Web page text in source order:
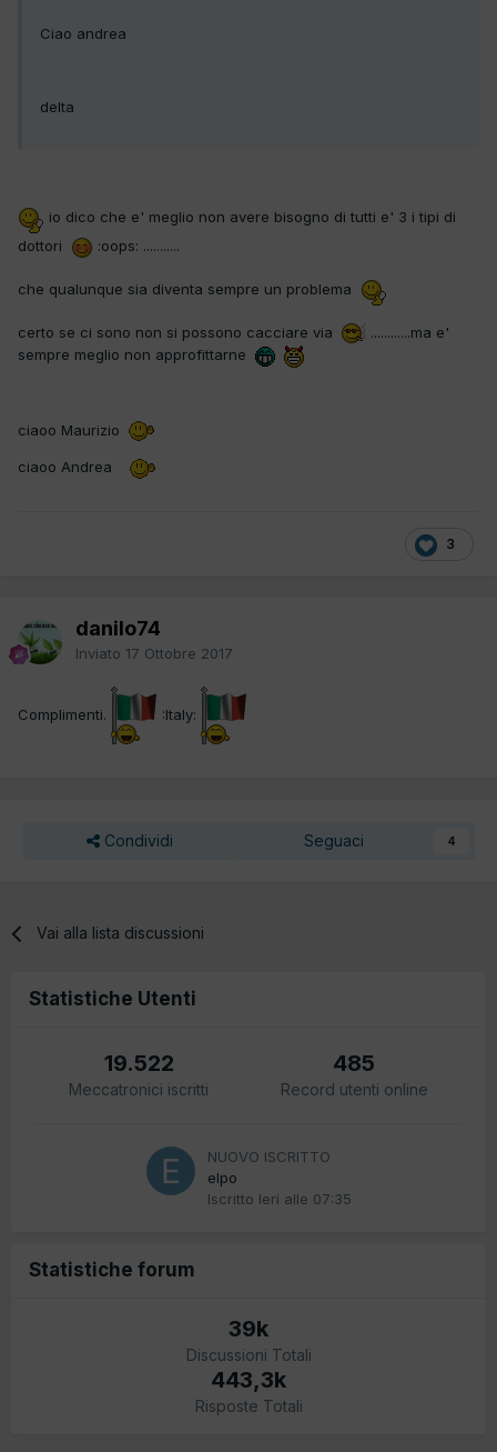
Ciao andrea
delta
io dico che e' meglio non avere bisogno di tutti e' 3 i tipi di
dottori
:oops: ...........
che qualunque sia diventa sempre un problema
certo se ci sono non si possono cacciare via
............ma e'
sempre meglio non approfittarne
ciaoo Maurizio
ciaoo Andrea
3
danilo74
Inviato 17 Ottobre 2017
Complimenti. :Italy:
Condividi Seguaci 4
Vai alla lista discussioni
Statistiche Utenti
19.522
Meccatronici iscritti
485
Record utenti online
NUOVO ISCRITTO
elpo
Iscritto Ieri alle 07:35
Statistiche forum
39k
Discussioni Totali
443,3k
Risposte Totali